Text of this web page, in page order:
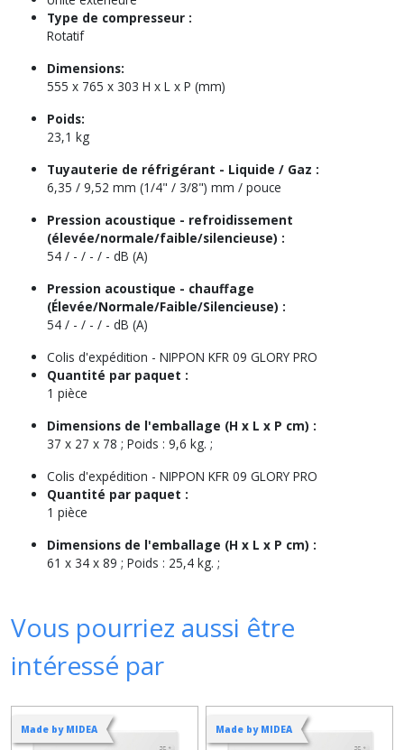
Type de compresseur :
Rotatif
Dimensions:
555 x 765 x 303 H x L x P (mm)
Poids:
23,1 kg
Tuyauterie de réfrigérant - Liquide / Gaz :
6,35 / 9,52 mm (1/4" / 3/8") mm / pouce
Pression acoustique - refroidissement
(élevée/normale/faible/silencieuse) :
54 / - / - / - dB (A)
Pression acoustique - chauffage
(Élevée/Normale/Faible/Silencieuse) :
54 / - / - / - dB (A)
Colis d'expédition - NIPPON KFR 09 GLORY PRO
Quantité par paquet :
1 pièce
Dimensions de l'emballage (H x L x P cm) :
37 x 27 x 78 ; Poids : 9,6 kg. ;
Colis d'expédition - NIPPON KFR 09 GLORY PRO
Quantité par paquet :
1 pièce
Dimensions de l'emballage (H x L x P cm) :
61 x 34 x 89 ; Poids : 25,4 kg. ;
Vous pourriez aussi être
intéressé par
Made by MIDEA Made by MIDEA